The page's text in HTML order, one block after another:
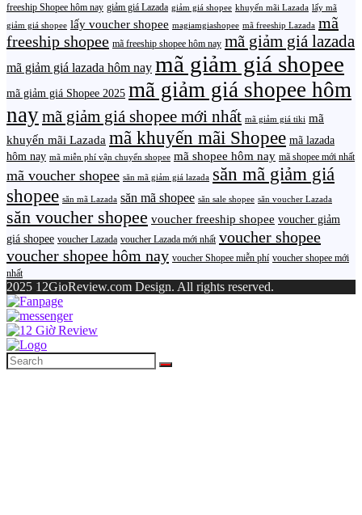
freeship Shopee hôm nay giảm giá Lazada giảm giá shopee khuyến mãi Lazada lấy mã
giảm giá shopee lấy voucher shopee magiamgiashopee mã freeship Lazada mã
freeship shopee mã freeship shopee hôm nay mã giảm giá lazada
mã giảm giá lazada hôm nay mã giảm giá shopee
mã giảm giá Shopee 2025 mã giảm giá shopee hôm
naymã giảm giá shopee mới nhất mã giảm giá tiki mã
khuyến mãi Lazada mã khuyến mãi Shopee mã lazada
hôm nay mã miễn phí vận chuyển shopee mã shopee hôm nay mã shopee mới nhất
mã voucher shopee săn mã giảm giá lazada săn mã giảm giá
shopee săn mã Lazada săn mã shopee săn sale shopee săn voucher Lazada
săn voucher shopee voucher freeship shopee voucher giảm
giá shopee voucher Lazada voucher Lazada mới nhất voucher shopee
voucher shopee hôm nay voucher Shopee miễn phí voucher shopee mới
nhất
2025 12GioReview.com Design. All rights reserved.